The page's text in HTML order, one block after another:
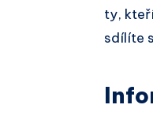
ty,
sdílíte